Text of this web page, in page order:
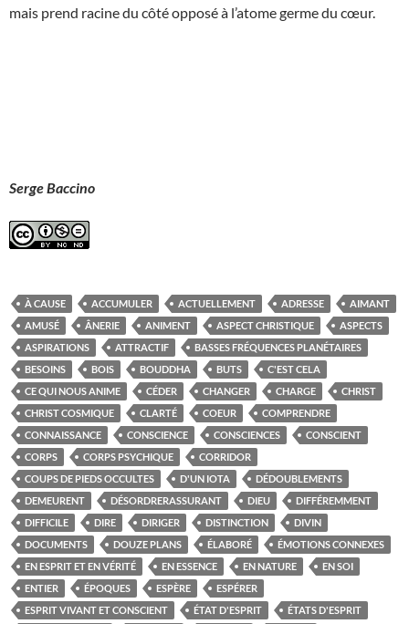
mais prend racine du côté opposé à l’atome germe du cœur.
Serge Baccino
À CAUSE ACCUMULER ACTUELLEMENT ADRESSE
AIMANT
AMUSÉ
ÂNERIE ANIMENT ASPECT CHRISTIQUE
ASPECTS
ASPIRATIONS
ATTRACTIF
BASSES FRÉQUENCES PLANÉTAIRES
BESOINS
BOIS BOUDDHA BUTS
C'EST CELA
CE QUI NOUS ANIME
CÉDER CHANGER CHARGE
CHRIST
CHRIST COSMIQUE
CLARTÉ COEUR
COMPRENDRE
CONNAISSANCE
CONSCIENCE CONSCIENCES
CONSCIENT
CORPS
CORPS PSYCHIQUE
CORRIDOR
COUPS DE PIEDS OCCULTES
D'UN IOTA
DÉDOUBLEMENTS
DEMEURENT
DÉSORDRERASSURANT DIEU
DIFFÉREMMENT
DIFFICILE
DIRE DIRIGER DISTINCTION
DIVIN
DOCUMENTS
DOUZE PLANS ÉLABORÉ
ÉMOTIONS CONNEXES
EN ESPRIT ET EN VÉRITÉ
EN ESSENCE EN NATURE
EN SOI
ENTIER
ÉPOQUES ESPÈRE
ESPÉRER
ESPRIT VIVANT ET CONSCIENT
ÉTAT D'ESPRIT
ÉTATS D'ESPRIT